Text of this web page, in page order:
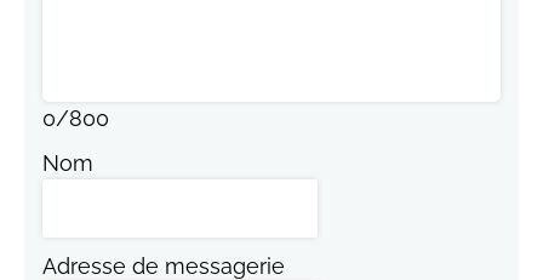
0/800
Nom
Adresse de messagerie